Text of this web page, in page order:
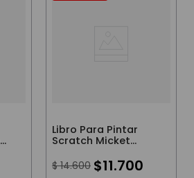
Libro Para Pintar
Scratch Micket
$ 14.600 $11.700